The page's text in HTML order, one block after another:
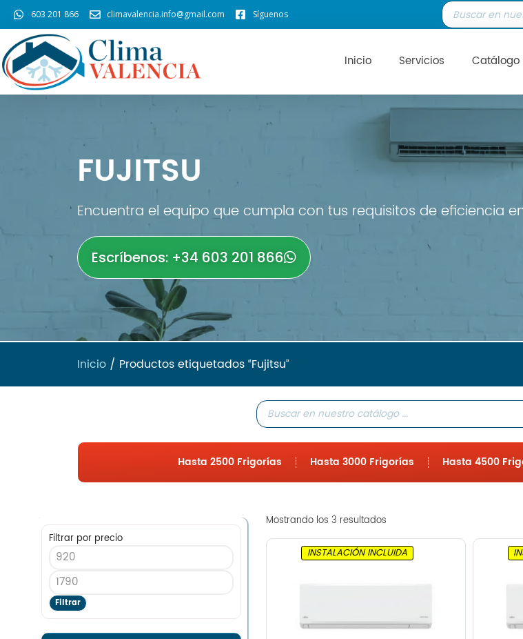
603 201 866 climavalencia.info@gmail.com Síguenos
Inicio Servicios Catálogo
FUJITSU
Encuentra el equipo que cumpla con tus requisitos de eficiencia
Escríbenos: +34 603 201 866
Inicio / Productos etiquetados “Fujitsu”
Hasta 2500 Frigorías Hasta 3000 Frigorías Hasta 4500
Filtrar por precio
Filtrar
Mostrando los 3 resultados
INSTALACIÓN INCLUIDA